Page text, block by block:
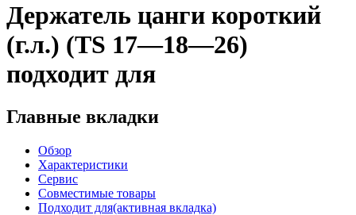
Держатель цанги короткий
(г.л.) (TS 17—18—26)
подходит для
Главные вкладки
Обзор
Характеристики
Сервис
Совместимые товары
Подходит для(активная вкладка)